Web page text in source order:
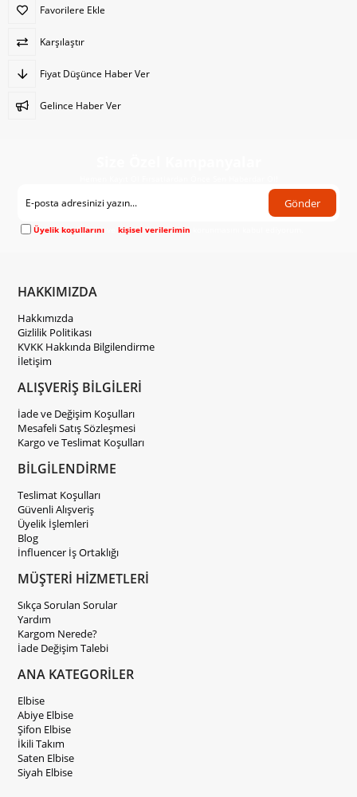
Favorilere Ekle
Karşılaştır
Fiyat Düşünce Haber Ver
Gelince Haber Ver
Gönder
Üyelik koşullarını vekişisel verilerimin
HAKKIMIZDA
Hakkımızda
Gizlilik Politikası
KVKK Hakkında Bilgilendirme
İletişim
ALIŞVERİŞ BİLGİLERİ
İade ve Değişim Koşulları
Mesafeli Satış Sözleşmesi
Kargo ve Teslimat Koşulları
BİLGİLENDİRME
Teslimat Koşulları
Güvenli Alışveriş
Üyelik İşlemleri
Blog
İnfluencer İş Ortaklığı
MÜŞTERİ HİZMETLERİ
Sıkça Sorulan Sorular
Yardım
Kargom Nerede?
İade Değişim Talebi
ANA KATEGORİLER
Elbise
Abiye Elbise
Şifon Elbise
İkili Takım
Saten Elbise
Siyah Elbise